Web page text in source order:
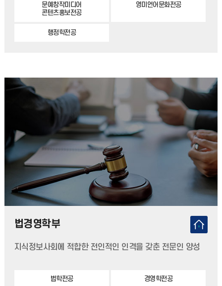
문예창작미디어
콘텐츠홍보전공
영미언어문화전공
행정학전공
법경영학부
지식정보사회에 적합한 전인적인 인격을 갖춘 전문인 양성
법학전공 경영학전공